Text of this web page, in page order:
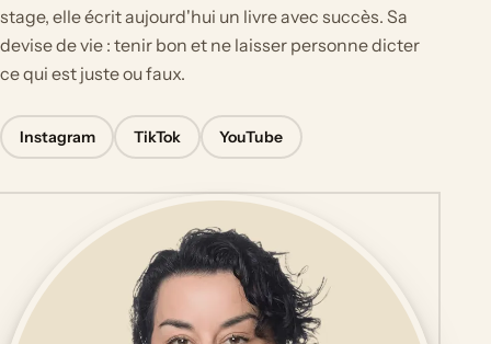
stage, elle écrit aujourd'hui un livre avec succès. Sa
devise de vie : tenir bon et ne laisser personne dicter
ce qui est juste ou faux.
Instagram TikTok YouTube